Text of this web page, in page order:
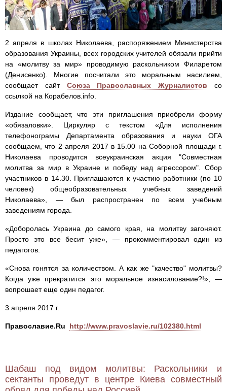
2 апреля в школах Николаева, распоряжением Министерства
образования Украины, всех городских учителей обязали прийти
на «молитву за мир» проводимую раскольником Филаретом
(Денисенко). Многие посчитали это моральным насилием,
сообщает сайт Союза Православных Журналистов со
ссылкой на Корабелов.info.
Издание сообщает, что эти приглашения приобрели форму
«обязаловки». Циркуляр с текстом «Для исполнения
телефонограмы Департамента образования и науки ОГА
сообщаем, что 2 апреля 2017 в 15.00 на Соборной площади г.
Николаева проводится всеукраинская акция "Совместная
молитва за мир в Украине и победу над агрессором". Сбор
участников в 14.30. Приглашаются к участию работники (по 10
человек) общеобразовательных учебных заведений
Николаева», — был распространен по всем учебным
заведениям города.
«Доборолась Украина до самого края, на молитву загоняют.
Просто это все бесит уже», — прокомментировал один из
педагогов.
«Снова гонятся за количеством. А как же "качество" молитвы?
Когда уже прекратится это моральное изнасилование?!», —
вопрошает еще один педагог.
3 апреля 2017 г.
Православие.Ru http://www.pravoslavie.ru/102380.html
Шабаш под видом молитвы: Раскольники и
сектанты проведут в центре Киева совместный